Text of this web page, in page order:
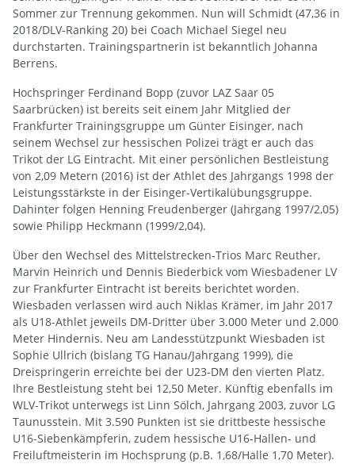
Sommer zur Trennung gekommen. Nun will Schmidt (47,36 in
2018/DLV-Ranking 20) bei Coach Michael Siegel neu
durchstarten. Trainingspartnerin ist bekanntlich Johanna
Berrens.
Hochspringer Ferdinand Bopp (zuvor LAZ Saar 05
Saarbrücken) ist bereits seit einem Jahr Mitglied der
Frankfurter Trainingsgruppe um Günter Eisinger, nach
seinem Wechsel zur hessischen Polizei trägt er auch das
Trikot der LG Eintracht. Mit einer persönlichen Bestleistung
von 2,09 Metern (2016) ist der Athlet des Jahrgangs 1998 der
Leistungsstärkste in der Eisinger-Vertikalübungsgruppe.
Dahinter folgen Henning Freudenberger (Jahrgang 1997/2,05)
sowie Philipp Heckmann (1999/2,04).
Über den Wechsel des Mittelstrecken-Trios Marc Reuther,
Marvin Heinrich und Dennis Biederbick vom Wiesbadener LV
zur Frankfurter Eintracht ist bereits berichtet worden.
Wiesbaden verlassen wird auch Niklas Krämer, im Jahr 2017
als U18-Athlet jeweils DM-Dritter über 3.000 Meter und 2.000
Meter Hindernis. Neu am Landesstützpunkt Wiesbaden ist
Sophie Ullrich (bislang TG Hanau/Jahrgang 1999), die
Dreispringerin erreichte bei der U23-DM den vierten Platz.
Ihre Bestleistung steht bei 12,50 Meter. Künftig ebenfalls im
WLV-Trikot unterwegs ist Linn Sölch, Jahrgang 2003, zuvor LG
Taunusstein. Mit 3.590 Punkten ist sie drittbeste hessische
U16-Siebenkämpferin, zudem hessische U16-Hallen- und
Freiluftmeisterin im Hochsprung (p.B. 1,68/Halle 1,70 Meter).